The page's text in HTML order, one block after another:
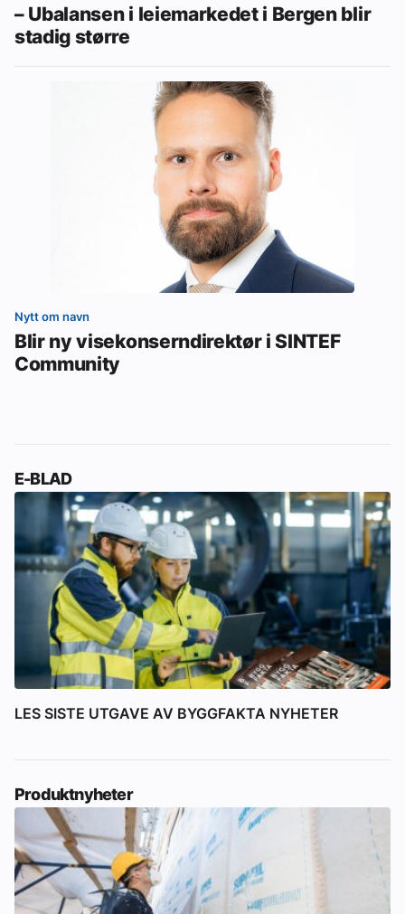
– Ubalansen i leiemarkedet i Bergen blir
stadig større
Nytt om navn
Blir ny visekonserndirektør i SINTEF
Community
E-BLAD
LES SISTE UTGAVE AV BYGGFAKTA NYHETER
Produktnyheter